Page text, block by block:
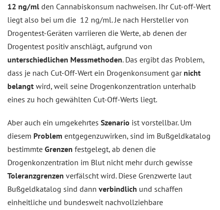
12 ng/ml den Cannabiskonsum nachweisen. Ihr Cut-off-Wert
liegt also bei um die 12 ng/ml. Je nach Hersteller von
Drogentest-Geräten varriieren die Werte, ab denen der
Drogentest positiv anschlägt, aufgrund von
unterschiedlichen Messmethoden. Das ergibt das Problem,
dass je nach Cut-Off-Wert ein Drogenkonsument gar nicht
belangt wird, weil seine Drogenkonzentration unterhalb
eines zu hoch gewählten Cut-Off-Werts liegt.
Aber auch ein umgekehrtes Szenario ist vorstellbar. Um
diesem Problem entgegenzuwirken, sind im Bußgeldkatalog
bestimmte Grenzen festgelegt, ab denen die
Drogenkonzentration im Blut nicht mehr durch gewisse
Toleranzgrenzen verfälscht wird. Diese Grenzwerte laut
Bußgeldkatalog sind dann verbindlich und schaffen
einheitliche und bundesweit nachvollziehbare